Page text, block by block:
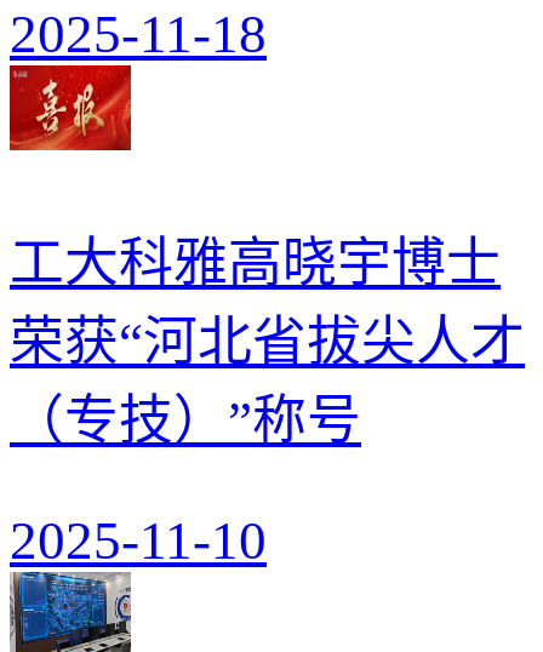
2025-11-18
工大科雅高晓宇博士
荣获“河北省拔尖人才
（专技）”称号
2025-11-10